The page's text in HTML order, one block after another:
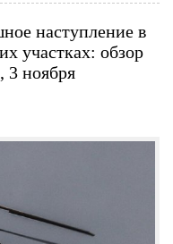
наступление в
участках: обзор
3 ноября